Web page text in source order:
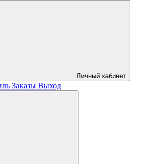
Личный кабинет
Заказы Выход